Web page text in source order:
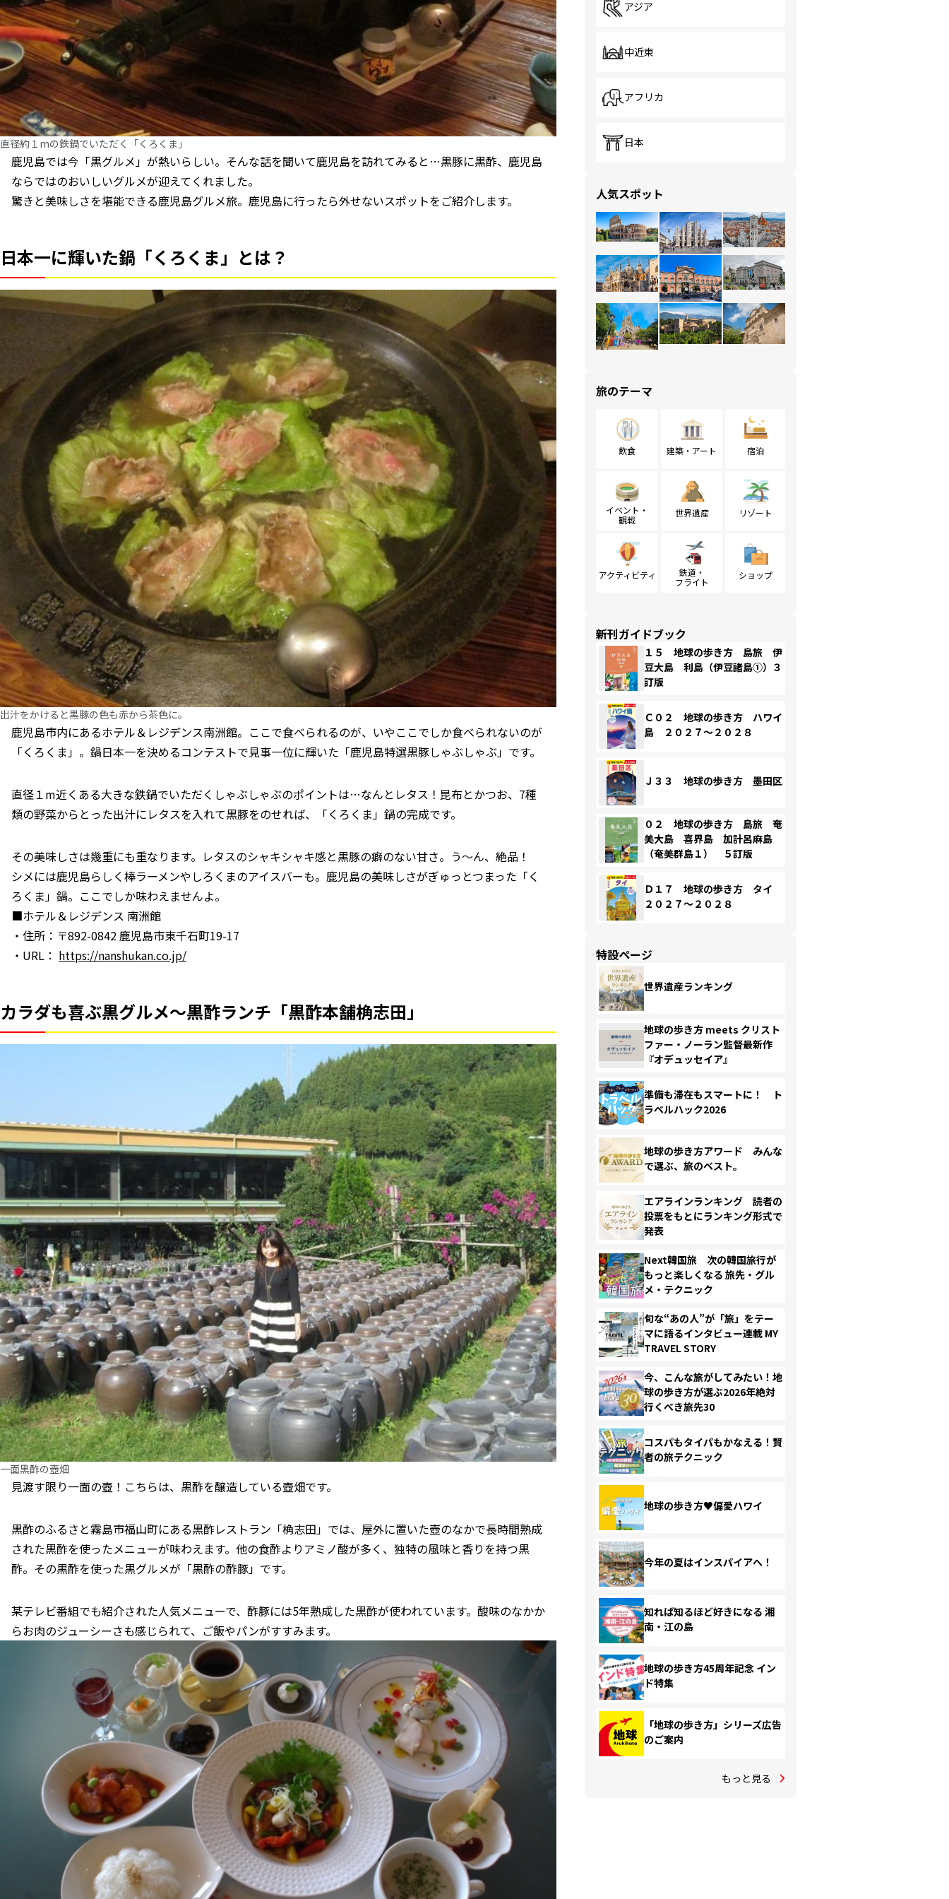
直径約１mの鉄鍋でいただく「くろくま」
鹿児島では今「黒グルメ」が熱いらしい。そんな話を聞いて鹿児島を訪れてみると…黒豚に黒酢、鹿児島
ならではのおいしいグルメが迎えてくれました。
驚きと美味しさを堪能できる鹿児島グルメ旅。鹿児島に行ったら外せないスポットをご紹介します。
日本一に輝いた鍋「くろくま」とは？
出汁をかけると黒豚の色も赤から茶色に。
鹿児島市内にあるホテル＆レジデンス南洲館。ここで食べられるのが、いやここでしか食べられないのが
「くろくま」。鍋日本一を決めるコンテストで見事一位に輝いた「鹿児島特選黒豚しゃぶしゃぶ」です。
直径１m近くある大きな鉄鍋でいただくしゃぶしゃぶのポイントは…なんとレタス！昆布とかつお、7種
類の野菜からとった出汁にレタスを入れて黒豚をのせれば、「くろくま」鍋の完成です。
その美味しさは幾重にも重なります。レタスのシャキシャキ感と黒豚の癖のない甘さ。う～ん、絶品！
シメには鹿児島らしく棒ラーメンやしろくまのアイスバーも。鹿児島の美味しさがぎゅっとつまった「く
ろくま」鍋。ここでしか味わえませんよ。
■ホテル＆レジデンス 南洲館
・住所：〒892-0842 鹿児島市東千石町19-17
・URL： https://nanshukan.co.jp/
カラダも喜ぶ黒グルメ～黒酢ランチ「黒酢本舗桷志田」
一面黒酢の壺畑
見渡す限り一面の壺！こちらは、黒酢を醸造している壺畑です。
黒酢のふるさと霧島市福山町にある黒酢レストラン「桷志田」では、屋外に置いた壺のなかで長時間熟成
された黒酢を使ったメニューが味わえます。他の食酢よりアミノ酸が多く、独特の風味と香りを持つ黒
酢。その黒酢を使った黒グルメが「黒酢の酢豚」です。
某テレビ番組でも紹介された人気メニューで、酢豚には5年熟成した黒酢が使われています。酸味のなかか
らお肉のジューシーさも感じられて、ご飯やパンがすすみます。
アジア
中近東
アフリカ
日本
人気スポット
旅のテーマ
飲食 建築・アート 宿泊
イベント・
観戦
世界遺産 リゾート
アクティビティ
鉄道・
フライト
ショップ
新刊ガイドブック
１５ 地球の歩き方 島旅 伊
豆大島 利島（伊豆諸島①）３
訂版
Ｃ０２ 地球の歩き方 ハワイ
島 ２０２７～２０２８
Ｊ３３ 地球の歩き方 墨田区
０２ 地球の歩き方 島旅 奄
美大島 喜界島 加計呂麻島
（奄美群島１） ５訂版
Ｄ１７ 地球の歩き方 タイ
２０２７～２０２８
特設ページ
世界遺産ランキング
地球の歩き方 meets クリスト
ファー・ノーラン監督最新作
『オデュッセイア』
準備も滞在もスマートに！ ト
ラベルハック2026
地球の歩き方アワード みんな
で選ぶ、旅のベスト。
エアラインランキング 読者の
投票をもとにランキング形式で
発表
Next韓国旅 次の韓国旅行が
もっと楽しくなる 旅先・グル
メ・テクニック
旬な“あの人”が「旅」をテー
マに語るインタビュー連載 MY
TRAVEL STORY
今、こんな旅がしてみたい！地
球の歩き方が選ぶ2026年絶対
行くべき旅先30
コスパもタイパもかなえる！賢
者の旅テクニック
地球の歩き方♥偏愛ハワイ
今年の夏はインスパイアへ！
知れば知るほど好きになる 湘
南・江の島
地球の歩き方45周年記念 イン
ド特集
「地球の歩き方」シリーズ広告
のご案内
もっと見る